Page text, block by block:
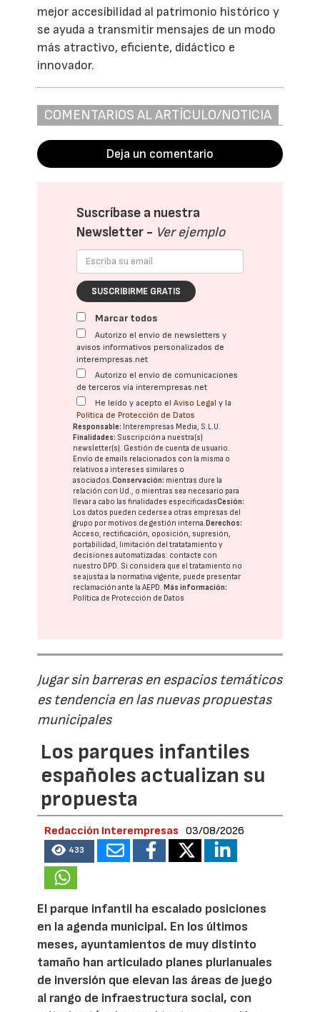
mejor accesibilidad al patrimonio histórico y
se ayuda a transmitir mensajes de un modo
más atractivo, eficiente, didáctico e
innovador.
COMENTARIOS AL ARTÍCULO/NOTICIA
Deja un comentario
Suscríbase a nuestra
Newsletter - Ver ejemplo
SUSCRIBIRME GRATIS
Marcar todos
Autorizo el envío de newsletters y
avisos informativos personalizados de
interempresas.net
Autorizo el envío de comunicaciones
de terceros vía interempresas.net
He leído y acepto elAviso Legal y la
Política de Protección de Datos
Responsable: Interempresas Media, S.L.U.
Finalidades: Suscripción a nuestra(s)
newsletter(s). Gestión de cuenta de usuario.
Envío de emails relacionados con la misma o
relativos a intereses similares o
asociados.Conservación: mientras dure la
relación con Ud., o mientras sea necesario para
llevar a cabo las finalidades especificadasCesión:
Los datos pueden cederse a otras empresas del
grupo por motivos de gestión interna.Derechos:
Acceso, rectificación, oposición, supresión,
portabilidad, limitación del tratatamiento y
decisiones automatizadas: contacte con
nuestro DPD. Si considera que el tratamiento no
se ajusta a la normativa vigente, puede presentar
reclamación ante laAEPD.Más información:
Política de Protección de Datos
Jugar sin barreras en espacios temáticos
es tendencia en las nuevas propuestas
municipales
Los parques infantiles
españoles actualizan su
propuesta
Redacción Interempresas 03/08/2026
433
El parque infantil ha escalado posiciones
en la agenda municipal. En los últimos
meses, ayuntamientos de muy distinto
tamaño han articulado planes plurianuales
de inversión que elevan las áreas de juego
al rango de infraestructura social, con